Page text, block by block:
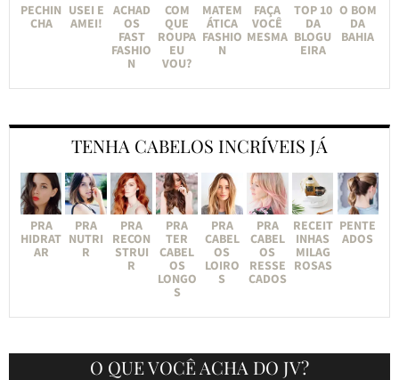
PECHIN
CHA
USEI E
AMEI!
ACHAD
OS
FAST
FASHIO
N
COM
QUE
ROUPA
EU
VOU?
MATEM
ÁTICA
FASHIO
N
FAÇA
VOCÊ
MESMA
TOP 10
DA
BLOGU
EIRA
O BOM
DA
BAHIA
TENHA CABELOS INCRÍVEIS JÁ
PRA
HIDRAT
AR
PRA
NUTRI
R
PRA
RECON
STRUI
R
PRA
TER
CABEL
OS
LONGO
S
PRA
CABEL
OS
LOIRO
S
PRA
CABEL
OS
RESSE
CADOS
RECEIT
INHAS
MILAG
ROSAS
PENTE
ADOS
O QUE VOCÊ ACHA DO JV?